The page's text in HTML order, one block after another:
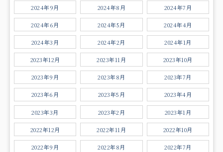
2024年9月 2024年8月 2024年7月
2024年6月 2024年5月 2024年4月
2024年3月 2024年2月 2024年1月
2023年12月 2023年11月 2023年10月
2023年9月 2023年8月 2023年7月
2023年6月 2023年5月 2023年4月
2023年3月 2023年2月 2023年1月
2022年12月 2022年11月 2022年10月
2022年9月 2022年8月 2022年7月